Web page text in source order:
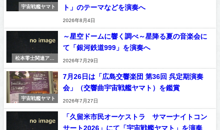
宇宙戦艦ヤマト
ト」のテーマなどを演奏へ
2026年8月4日
松本零士関連アニ
～星空ドームに響く調べ～星降る夏の音楽会に
て「銀河鉄道999」を演奏へ
2026年7月29日
宇宙戦艦ヤマト
7月26日は「広島交響楽団 第36回 呉定期演奏
会」（交響曲宇宙戦艦ヤマト）を鑑賞
2026年7月27日
「久留米市民オーケストラ サマーナイトコン
サート2026」にて「宇宙戦艦ヤマト」を演奏